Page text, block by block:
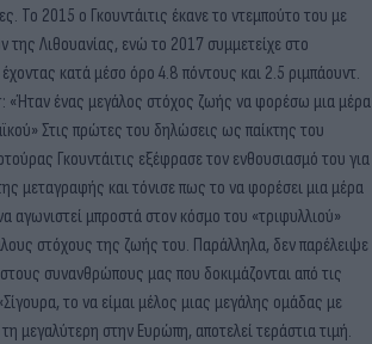
Το 2015 ο Γκουντάιτις έκανε το ντεμπούτο του με
της Λιθουανίας, ενώ το 2017 συμμετείχε στο
κατά μέσο όρο 4.8 πόντους και 2.5 ριμπάουντ.
«Ήταν ένας μεγάλος στόχος ζωής να φορέσω μια μέρα
Στις πρώτες του δηλώσεις ως παίκτης του
Γκουντάιτις εξέφρασε τον ενθουσιασμό του για
μεταγραφής και τόνισε πως το να φορέσει μια μέρα
αγωνιστεί μπροστά στον κόσμο του «τριφυλλιού»
στόχους της ζωής του. Παράλληλα, δεν παρέλειψε
στους συνανθρώπους μας που δοκιμάζονται από τις
το να είμαι μέλος μιας μεγάλης ομάδας με
μεγαλύτερη στην Ευρώπη, αποτελεί τεράστια τιμή.